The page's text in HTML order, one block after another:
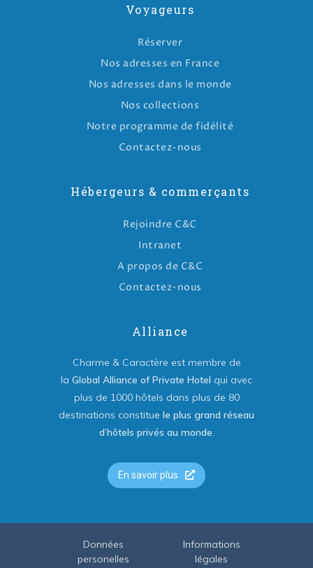
Voyageurs
Réserver
Nos adresses en France
Nos adresses dans le monde
Nos collections
Notre programme de fidélité
Contactez-nous
Hébergeurs & commerçants
Rejoindre C&C
Intranet
A propos de C&C
Contactez-nous
Alliance
Charme & Caractère est membre de
la Global Alliance of Private Hotel qui avec
plus de 1000 hôtels dans plus de 80
destinations constitue le plus grand réseau
d’hôtels privés au monde.
En savoir plus
Données
personelles
Informations
légales